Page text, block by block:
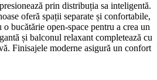
prin distribuția sa inteligentă.
oferă spații separate și confortabile,
bucătărie open-space pentru a crea un
și balconul relaxant completează cu
Finisajele moderne asigură un confort